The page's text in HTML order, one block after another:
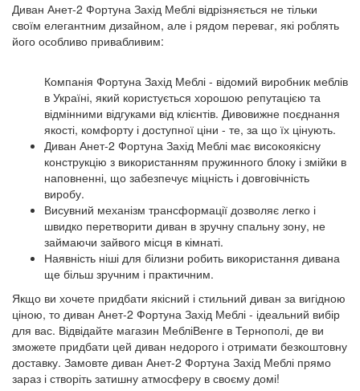
Диван Анет-2 Фортуна Захід Меблі відрізняється не тільки
своїм елегантним дизайном, але і рядом переваг, які роблять
його особливо привабливим:
Компанія Фортуна Захід Меблі - відомий виробник меблів
в Україні, який користується хорошою репутацією та
відмінними відгуками від клієнтів. Дивовижне поєднання
якості, комфорту і доступної ціни - те, за що їх цінують.
Диван Анет-2 Фортуна Захід Меблі має високоякісну
конструкцію з використанням пружинного блоку і змійки в
наповненні, що забезпечує міцність і довговічність
виробу.
Висувний механізм трансформації дозволяє легко і
швидко перетворити диван в зручну спальну зону, не
займаючи зайвого місця в кімнаті.
Наявність ніші для білизни робить використання дивана
ще більш зручним і практичним.
Якщо ви хочете придбати якісний і стильний диван за вигідною
ціною, то диван Анет-2 Фортуна Захід Меблі - ідеальний вибір
для вас. Відвідайте магазин МебліВенге в Тернополі, де ви
зможете придбати цей диван недорого і отримати безкоштовну
доставку. Замовте диван Анет-2 Фортуна Захід Меблі прямо
зараз і створіть затишну атмосферу в своєму домі!